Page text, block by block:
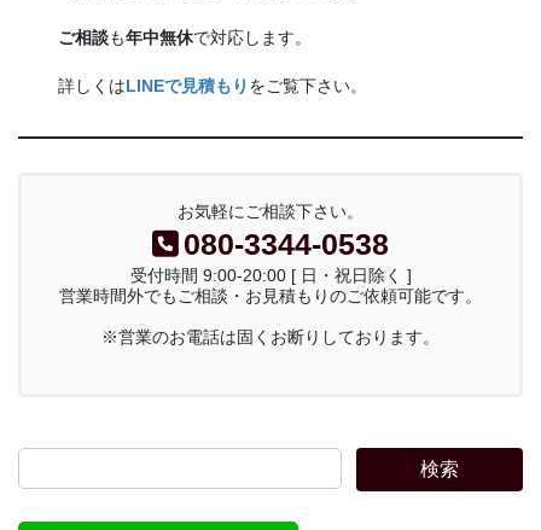
ご相談も年中無休で対応します。
詳しくはLINEで見積もり をご覧下さい。
お気軽にご相談下さい。
080-3344-0538
受付時間 9:00-20:00 [ 日・祝日除く ]
営業時間外でもご相談・お見積もりのご依頼可能です。
※営業のお電話は固くお断りしております。
検索